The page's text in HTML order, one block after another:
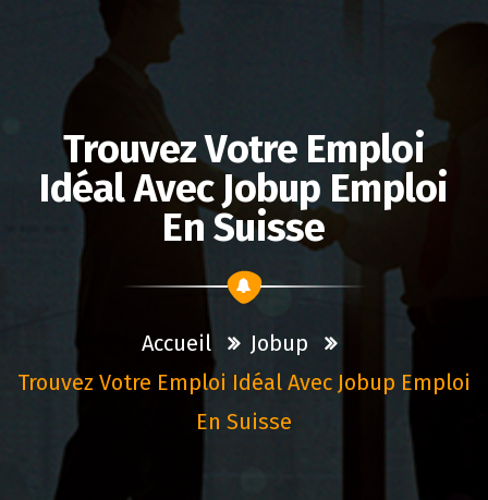
Trouvez Votre Emploi
Idéal Avec Jobup Emploi
En Suisse
Accueil
Jobup
Trouvez Votre Emploi Idéal Avec Jobup Emploi
En Suisse